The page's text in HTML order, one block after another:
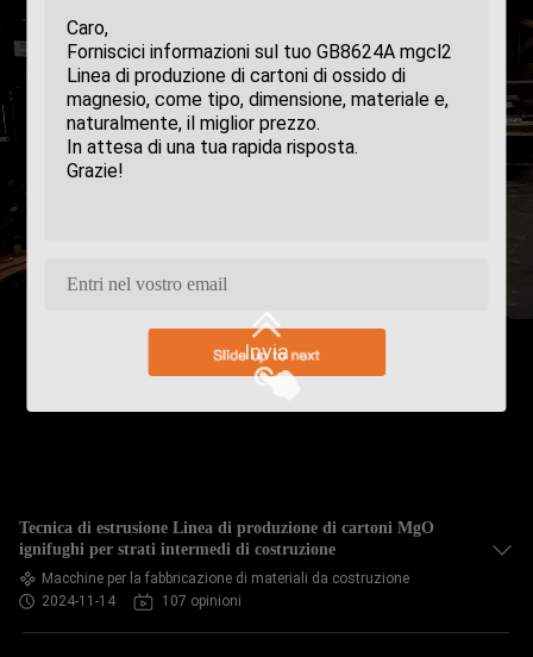
Invia
Tecnica di estrusione Linea di produzione di cartoni MgO
ignifughi per strati intermedi di costruzione
Macchine per la fabbricazione di materiali da costruzione
2024-11-14
107 opinioni